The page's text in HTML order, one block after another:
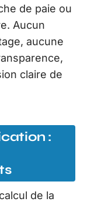
de paie ou
Aucun
aucune
claire de
:
de la